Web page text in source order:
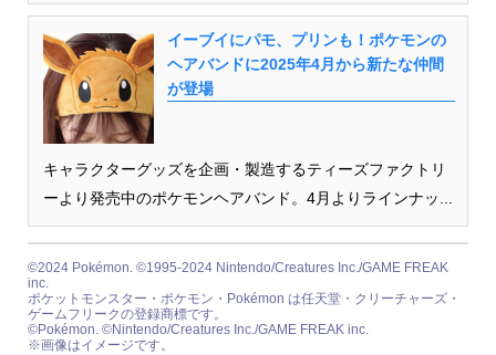
イーブイにパモ、プリンも！ポケモンの
ヘアバンドに2025年4月から新たな仲間
が登場
キャラクターグッズを企画・製造するティーズファクトリ
ーより発売中のポケモンヘアバンド。4月よりラインナッ...
©2024 Pokémon. ©1995-2024 Nintendo/Creatures Inc./GAME FREAK
inc.
ポケットモンスター・ポケモン・Pokémon は任天堂・クリーチャーズ・
ゲームフリークの登録商標です。
©Pokémon. ©Nintendo/Creatures Inc./GAME FREAK inc.
※画像はイメージです。